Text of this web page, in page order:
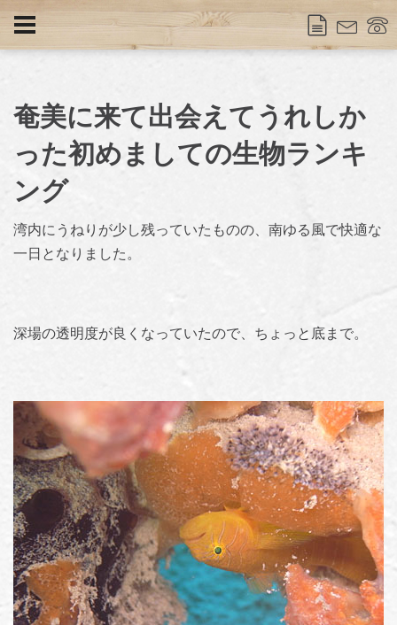
奄美に来て出会えてうれしか
った初めましての生物ランキ
ング
湾内にうねりが少し残っていたものの、南ゆる風で快適な
一日となりました。
深場の透明度が良くなっていたので、ちょっと底まで。